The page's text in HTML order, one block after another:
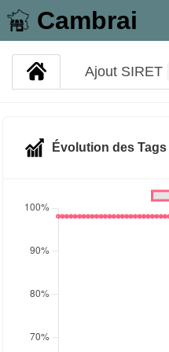
Cambrai
Ajout SIRET
Évolution des